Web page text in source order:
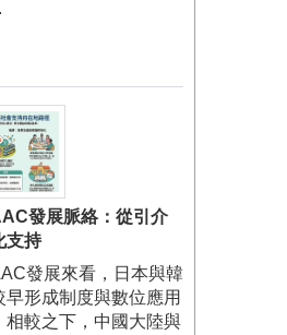
發展脈絡：從引介
支持
發展來看，日本與韓
早形成制度與數位應用
相較之下，中國大陸與